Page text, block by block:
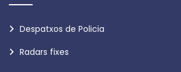
Despatxos de Policia
Radars fixes